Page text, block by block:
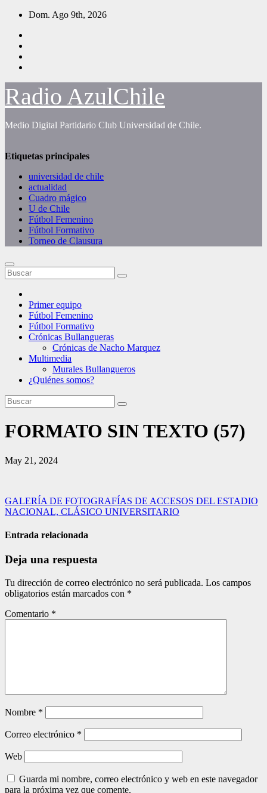
Saltar
contenido
Dom. Ago 9th, 2026
Radio AzulChile
Medio Digital Partidario Club Universidad de Chile.
Etiquetas principales
universidad de chile
actualidad
Cuadro mágico
U de Chile
Fútbol Femenino
Fútbol Formativo
Torneo de Clausura
Primer equipo
Fútbol Femenino
Fútbol Formativo
Crónicas Bullangueras
Crónicas de Nacho Marquez
Multimedia
Murales Bullangueros
¿Quiénes somos?
FORMATO SIN TEXTO (57)
May 21, 2024
Navegación
de
entradas
GALERÍA DE FOTOGRAFÍAS DE ACCESOS DEL ESTADIO
NACIONAL, CLÁSICO UNIVERSITARIO
Entrada relacionada
Deja una respuesta
Tu dirección de correo electrónico no será publicada. Los campos
obligatorios están marcados con *
Comentario *
Nombre *
Correo electrónico *
Web
Guarda mi nombre, correo electrónico y web en este navegador
para la próxima vez que comente.